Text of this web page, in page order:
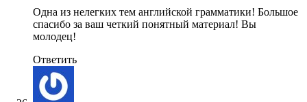
Одна из нелегких тем английской грамматики! Большое
спасибо за ваш четкий понятный материал! Вы
молодец!
Ответить